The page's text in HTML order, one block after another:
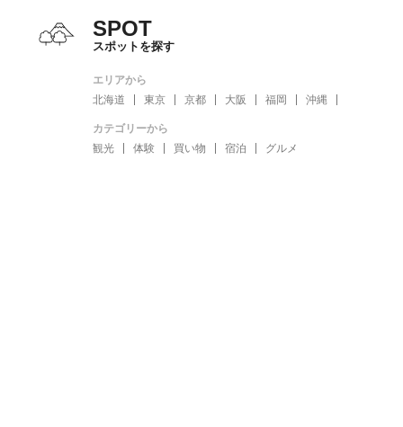
SPOT
スポットを探す
エリアから
北海道
東京 京都 大阪 福岡 沖縄
カテゴリーから
観光
体験 買い物 宿泊 グルメ